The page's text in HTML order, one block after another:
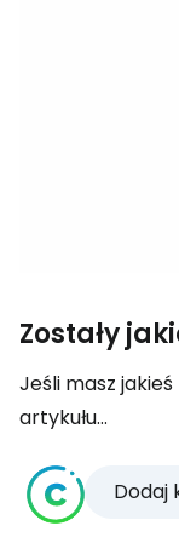
Zostały
Jeśli masz
artykułu...
Dodaj